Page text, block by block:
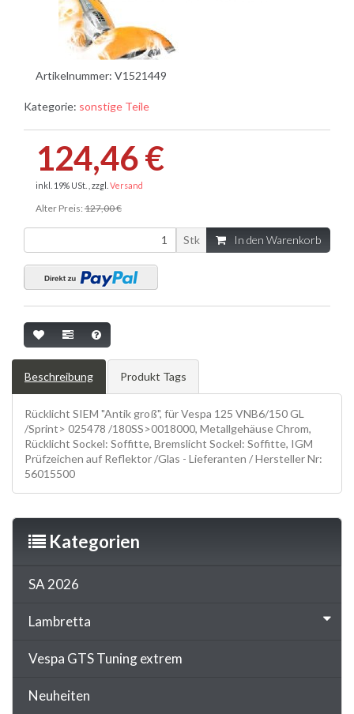
Artikelnummer: V1521449
Kategorie: sonstige Teile
124,46 €
inkl. 19% USt. , zzgl. Versand
Alter Preis: 127,00 €
Stk In den Warenkorb
Beschreibung Produkt Tags
Rücklicht SIEM "Antik groß", für Vespa 125 VNB6/150 GL
/Sprint> 025478 /180SS>0018000, Metallgehäuse Chrom,
Rücklicht Sockel: Soffitte, Bremslicht Sockel: Soffitte, IGM
Prüfzeichen auf Reflektor /Glas - Lieferanten / Hersteller Nr:
56015500
Kategorien
SA 2026
Lambretta
Vespa GTS Tuning extrem
Neuheiten